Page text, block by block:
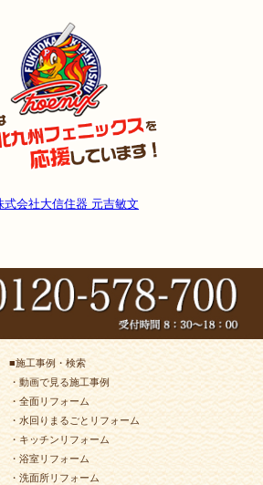
■施工事例・検索
・動画で見る施工事例
・全面リフォーム
・水回りまるごとリフォーム
・キッチンリフォーム
・浴室リフォーム
・洗面所リフォーム